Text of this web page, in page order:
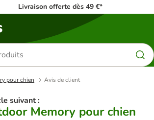
Livraison offerte dès 49 €*
pour chien Avis de client
suivant :
Memory pour chien